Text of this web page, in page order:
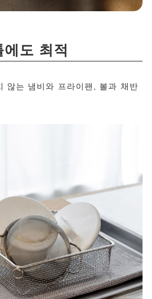
에도 최적
않는 냄비와 프라이팬, 볼과 채반